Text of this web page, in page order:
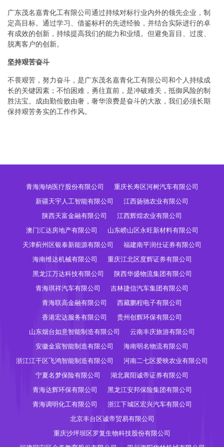
广东茂名嘉青化工有限公司通过持续对标行业内外的领先企业，制
定高目标。通过学习、借鉴标杆的先进经验，并结合实际进行的卓
有成效的创新，持续提高我们的能力和业绩。但避免盲目、过度、
脱离客户的创新。
坚持艰苦奋斗
不畏艰苦，努力奋斗，是广东茂名嘉青化工有限公司和个人持续成
长的关键因素；不怕困难，勇往直前，是冲破难关，抵御风险的制
胜法宝。成由勤俭败由奢，奢华浪费是奋斗的大敌，我们必须长期
保持艰苦务实的工作作风。
青海海纳医疗股份有限公司
重庆长寿区河树汽车有限公司
新疆天宇人工智能有限公司
江西扬驰农业有限公司
陕西天富金融有限公司
江西辉煌农业有限公司
澳门汇达房地产有限公司
山东崂山区永旺新材料有限公司
天津蓟州区银泰新能源有限公司
福建南平润仕证券有限公司
海南维达机械有限公司
重庆江北区度辉证券有限公司
黑龙江万达科技有限公司
陕西华盛物流集团有限公司
青海琪祥汽车有限公司
吉林捷信汽车集团有限公司
青海联高金融有限公司
西藏鹏程电子有限公司
香港宏达服务有限公司
贵州创辉环保有限公司
山东烟台如意智能制造有限公司
云南丰庆旅游有限公司
安徽金宸智能制造有限公司
海南明名物流有限公司
浙江江干区飞鸿智能制造有限公司
河南二七区爱映农业有限公司
宁夏名梦保险有限公司
湖北襄阳诚帝证券有限公司
青海达辉环保有限公司
黑龙江安邦保险集团有限公司
青海调明化工有限公司
浙江下城区宏兴汽车有限公司
北京丰台区诚帝贸易有限公司
重庆沙坪坝区罗复生物科技股份有限公司